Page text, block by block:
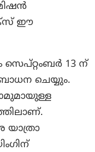
ഈ
13 ന്
ചെയ്യും.
യാത്രാ